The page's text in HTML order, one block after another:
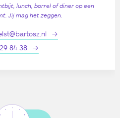
lunch, borrel of diner op een
Jij mag het zeggen.
84 38